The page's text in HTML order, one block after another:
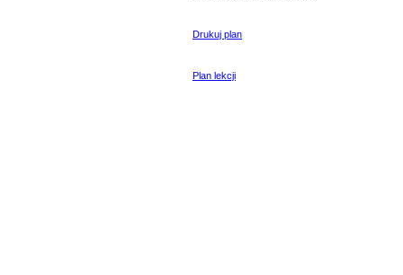
Drukuj plan
Plan lekcji